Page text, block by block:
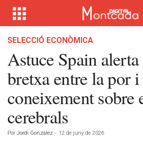
SELECCIÓ ECONÒMICA
Astuce Spain
bretxa entre la por
coneixement sobre
cerebrals
Por Jordi González - 12 de juny de 2026